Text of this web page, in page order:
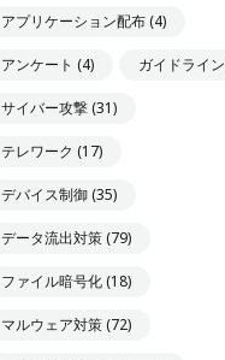
アプリケーション配布 (4)
アンケート (4) ガイドライン
サイバー攻撃 (31)
テレワーク (17)
デバイス制御 (35)
データ流出対策 (79)
ファイル暗号化 (18)
マルウェア対策 (72)